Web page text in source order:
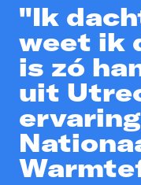
"Ik
weet ik
is zó
uit